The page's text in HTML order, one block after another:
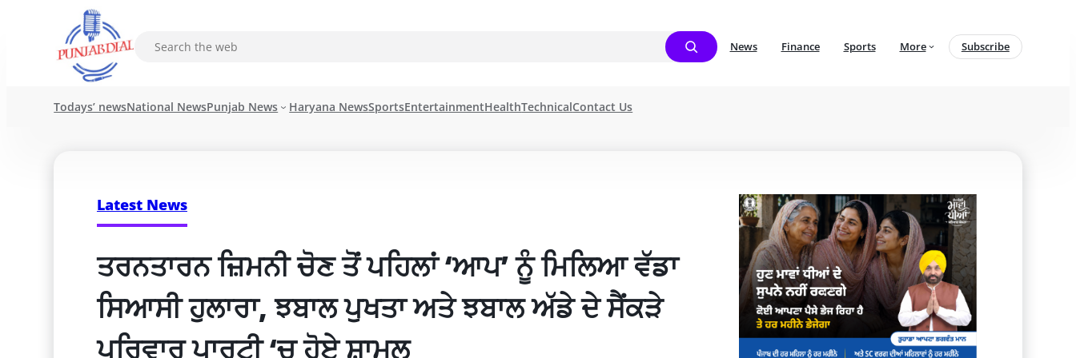
News Finance Sports More Subscribe
Todays’ newsNational NewsPunjab News Haryana NewsSportsEntertainmentHealthTechnicalContact Us
Latest News
ਤਰਨਤਾਰਨ ਜ਼ਿਮਨੀ ਚੋਣ ਤੋਂ ਪਹਿਲਾਂ ‘ਆਪ’ ਨੂੰ ਮਿਲਿਆ ਵੱਡਾ
ਸਿਆਸੀ ਹੁਲਾਰਾ, ਝਬਾਲ ਪੁਖਤਾ ਅਤੇ ਝਬਾਲ ਅੱਡੇ ਦੇ ਸੈਂਕੜੇ
ਪਰਿਵਾਰ ਪਾਰਟੀ ‘ਚ ਹੋਏ ਸ਼ਾਮਲ